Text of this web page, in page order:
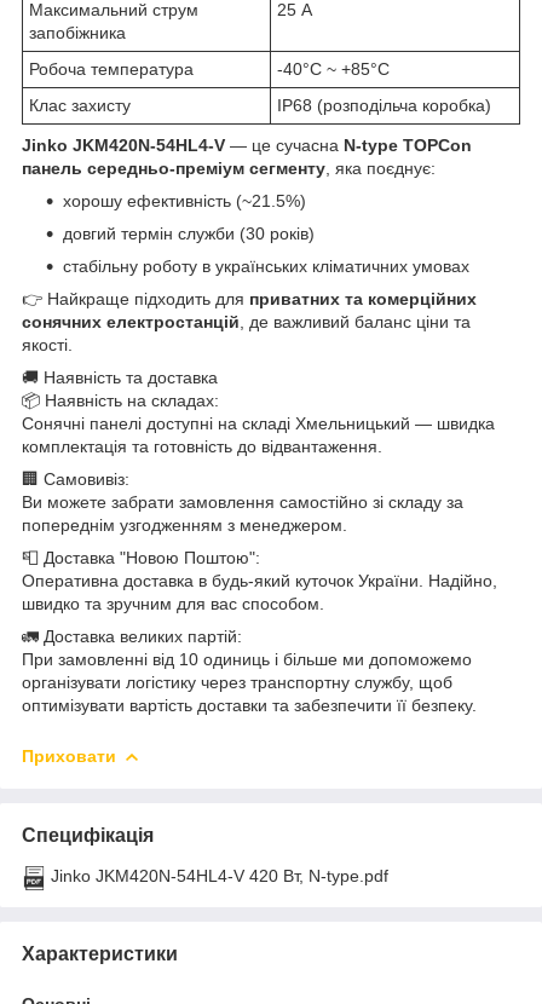
Максимальний струм
запобіжника
25 A
Робоча температура
-40°C ~ +85°C
Клас захисту
IP68 (розподільча коробка)
Jinko JKM420N-54HL4-V — це сучасна N-type TOPCon
панель середньо-преміум сегменту , яка поєднує:
хорошу ефективність (~21.5%)
довгий термін служби (30 років)
стабільну роботу в українських кліматичних умовах
👉 Найкраще підходить для приватних та комерційних
сонячних електростанцій , де важливий баланс ціни та
якості.
🚚 Наявність та доставка
📦 Наявність на складах:
Сонячні панелі доступні на складі Хмельницький — швидка
комплектація та готовність до відвантаження.
🏢 Самовивіз:
Ви можете забрати замовлення самостійно зі складу за
попереднім узгодженням з менеджером.
📮 Доставка "Новою Поштою":
Оперативна доставка в будь-який куточок України. Надійно,
швидко та зручним для вас способом.
🚛 Доставка великих партій:
При замовленні від 10 одиниць і більше ми допоможемо
організувати логістику через транспортну службу, щоб
оптимізувати вартість доставки та забезпечити її безпеку.
Приховати
Специфікація
Jinko JKM420N-54HL4-V 420 Вт, N-type.pdf
Характеристики